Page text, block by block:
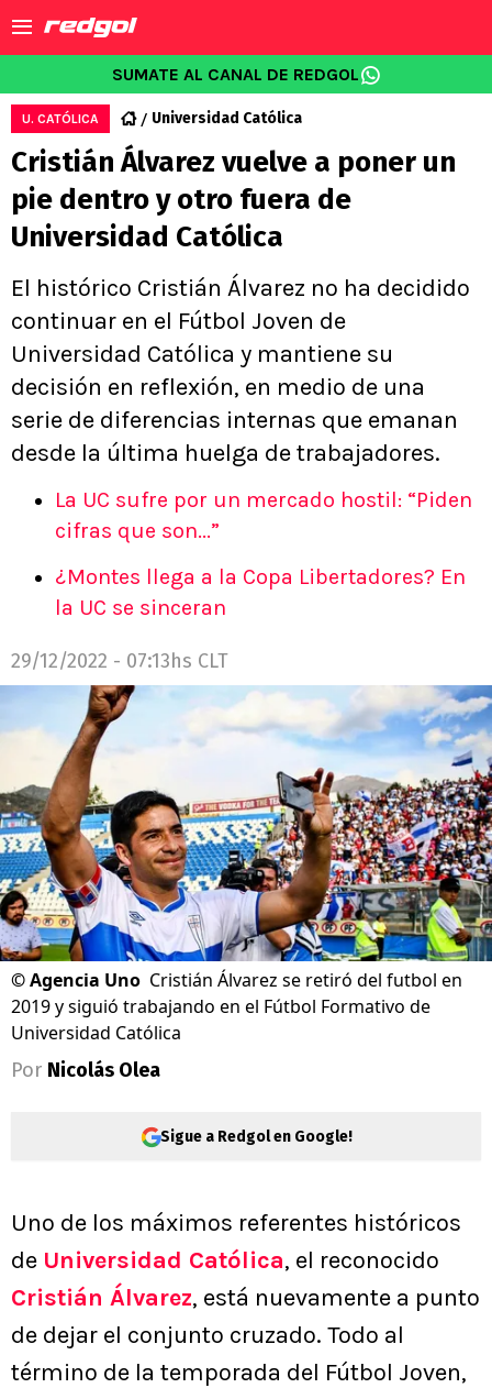
SUMATE AL CANAL DE REDGOL
U. CATÓLICA Universidad Católica
Cristián Álvarez vuelve a poner un
pie dentro y otro fuera de
Universidad Católica
El histórico Cristián Álvarez no ha decidido
continuar en el Fútbol Joven de
Universidad Católica y mantiene su
decisión en reflexión, en medio de una
serie de diferencias internas que emanan
desde la última huelga de trabajadores.
La UC sufre por un mercado hostil: “Piden
cifras que son...”
¿Montes llega a la Copa Libertadores? En
la UC se sinceran
29/12/2022 - 07:13hs CLT
©Agencia Uno Cristián Álvarez se retiró del futbol en
2019 y siguió trabajando en el Fútbol Formativo de
Universidad Católica
Por Nicolás Olea
Sigue a Redgol en Google!
Uno de los máximos referentes históricos
de Universidad Católica, el reconocido
Cristián Álvarez, está nuevamente a punto
de dejar el conjunto cruzado. Todo al
término de la temporada del Fútbol Joven,